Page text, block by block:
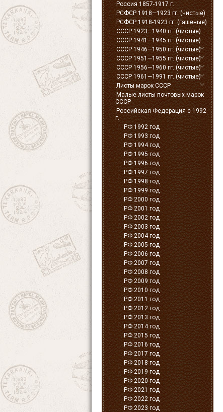
Россия 1857-1917 г.
РСФСР 1918—1923 гг. (чистые)
РСФСР 1918-1923 гг. (гашеные)
СССР 1923—1940 гг. (чистые)
СССР 1941—1945 гг. (чистые)
СССР 1946—1950 гг. (чистые)
СССР 1951—1955 гг. (чистые)
СССР 1956—1960 гг. (чистые)
СССР 1961—1991 гг. (чистые)
Листы марок СССР
Малые листы почтовых марок
СССР
Российская Федерация с 1992
г.
РФ 1992 год
РФ 1993 год
РФ 1994 год
РФ 1995 год
РФ 1996 год
РФ 1997 год
РФ 1998 год
РФ 1999 год
РФ 2000 год
РФ 2001 год
РФ 2002 год
РФ 2003 год
РФ 2004 год
РФ 2005 год
РФ 2006 год
РФ 2007 год
РФ 2008 год
РФ 2009 год
РФ 2010 год
РФ 2011 год
РФ 2012 год
РФ 2013 год
РФ 2014 год
РФ 2015 год
РФ 2016 год
РФ 2017 год
РФ 2018 год
РФ 2019 год
РФ 2020 год
РФ 2021 год
РФ 2022 год
РФ 2023 год